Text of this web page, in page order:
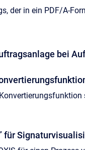
der in ein PDF/A-
bei
für